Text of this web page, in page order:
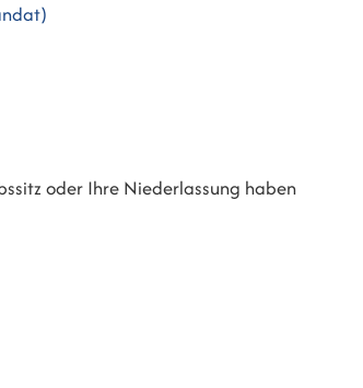
oder Ihre Niederlassung haben